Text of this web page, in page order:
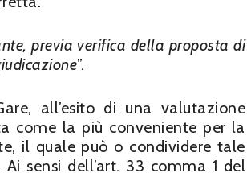
previa verifica della proposta di
”.
all’esito di una valutazione
come la più conveniente per la
il quale può o condividere tale
sensi dell’art. 33 comma 1 del